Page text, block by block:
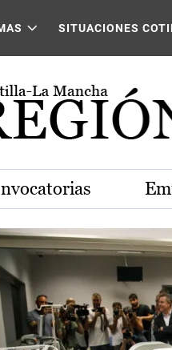
SITUACIONES